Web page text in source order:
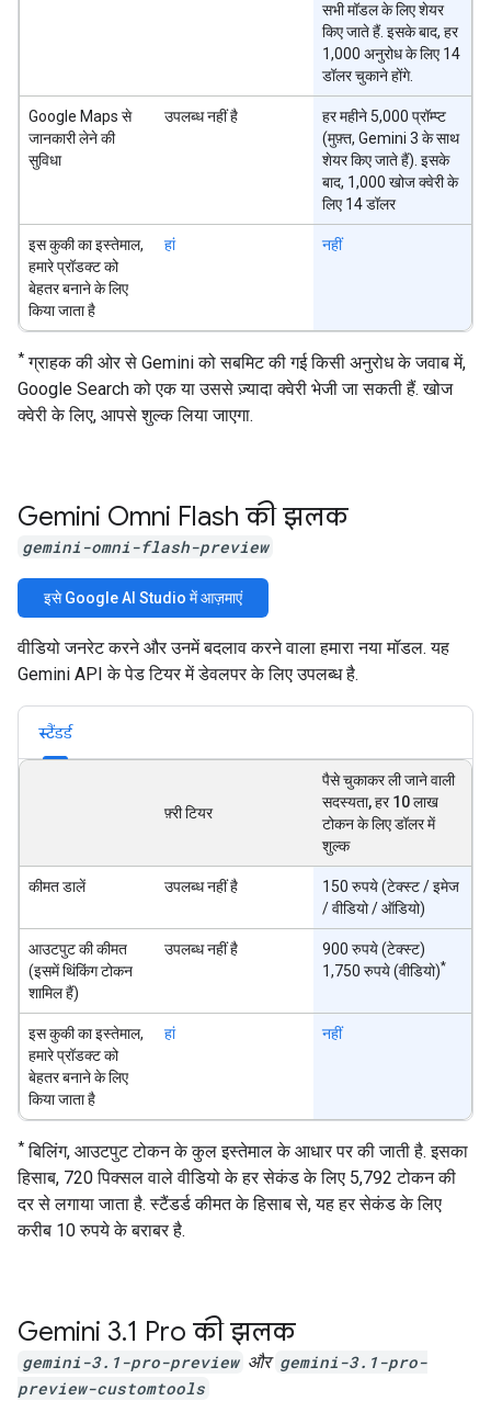
सभी मॉडल के लिए शेयर
किए जाते हैं. इसके बाद, हर
1,000 अनुरोध के लिए 14
डॉलर चुकाने होंगे.
Google Maps से
जानकारी लेने की
सुविधा
उपलब्ध नहीं है
हर महीने 5,000 प्रॉम्प्ट
(मुफ़्त, Gemini 3 के साथ
शेयर किए जाते हैं). इसके
बाद, 1,000 खोज क्वेरी के
लिए 14 डॉलर
इस कुकी का इस्तेमाल,
हमारे प्रॉडक्ट को
बेहतर बनाने के लिए
किया जाता है
हां नहीं
* ग्राहक की ओर से Gemini को सबमिट की गई किसी अनुरोध के जवाब में,
Google Search को एक या उससे ज़्यादा क्वेरी भेजी जा सकती हैं. खोज
क्वेरी के लिए, आपसे शुल्क लिया जाएगा.
Gemini Omni Flash की झलक
gemini-omni-flash-preview
इसे Google AI Studio में आज़माएं
वीडियो जनरेट करने और उनमें बदलाव करने वाला हमारा नया मॉडल. यह
Gemini API के पेड टियर में डेवलपर के लिए उपलब्ध है.
स्टैंडर्ड
फ़्री टियर
पैसे चुकाकर ली जाने वाली
सदस्यता, हर 10 लाख
टोकन के लिए डॉलर में
शुल्क
कीमत डालें उपलब्ध नहीं है
150 रुपये (टेक्स्ट / इमेज
/ वीडियो / ऑडियो)
आउटपुट की कीमत
(इसमें थिंकिंग टोकन
शामिल हैं)
उपलब्ध नहीं है
900 रुपये (टेक्स्ट)
1,750 रुपये (वीडियो)*
इस कुकी का इस्तेमाल,
हमारे प्रॉडक्ट को
बेहतर बनाने के लिए
किया जाता है
हां नहीं
* बिलिंग, आउटपुट टोकन के कुल इस्तेमाल के आधार पर की जाती है. इसका
हिसाब, 720 पिक्सल वाले वीडियो के हर सेकंड के लिए 5,792 टोकन की
दर से लगाया जाता है. स्टैंडर्ड कीमत के हिसाब से, यह हर सेकंड के लिए
करीब 10 रुपये के बराबर है.
Gemini 3.1 Pro की झलक
gemini-3.1-pro-preview और gemini-3.1-pro-
preview-customtools